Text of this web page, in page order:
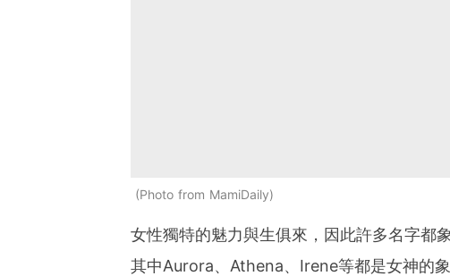
Photo from MamiDaily
女性獨特的魅力與生俱來，因此許多名字都
其中Aurora、Athena、Irene等都是女神的象